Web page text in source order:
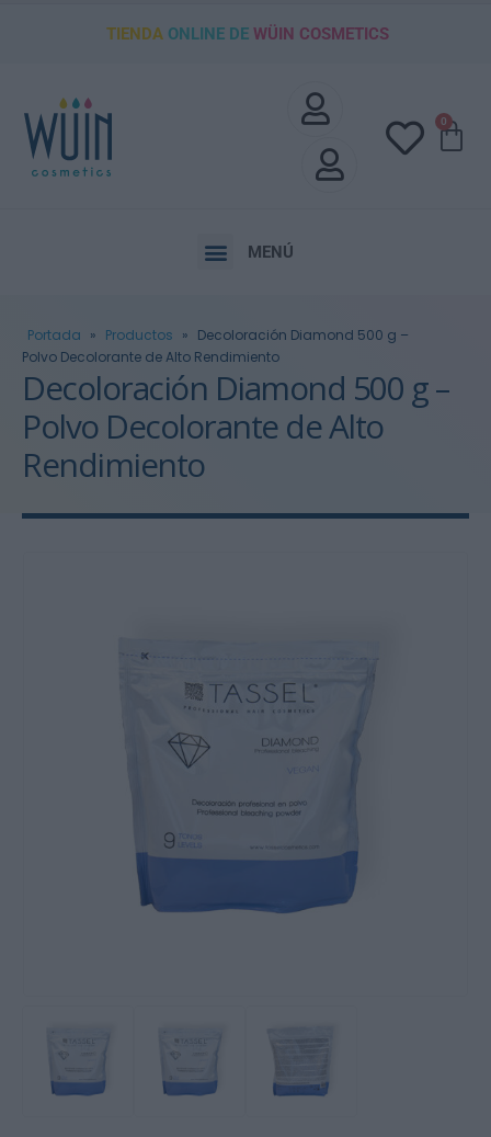
TIENDAONLINE DE WÜIN COSMETICS
0
MENÚ
Portada » Productos » Decoloración Diamond 500 g –
Polvo Decolorante de Alto Rendimiento
Decoloración Diamond 500 g –
Polvo Decolorante de Alto
Rendimiento